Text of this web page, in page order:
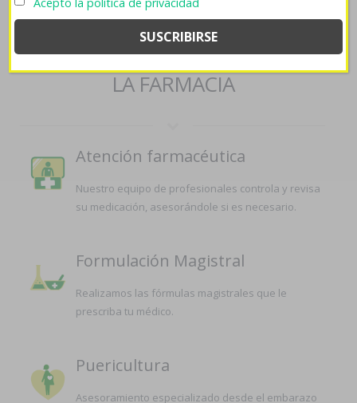
españa/:: página web ::informe::Comprar levitra en andorra
SERVICIOS QUE OFRECEMOS EN
LA FARMACIA
Atención farmacéutica
Nuestro equipo de profesionales controla y revisa
su medicación, asesorándole si es necesario.
Formulación Magistral
Realizamos las fórmulas magistrales que le
prescriba tu médico.
Puericultura
Asesoramiento especializado desde el embarazo